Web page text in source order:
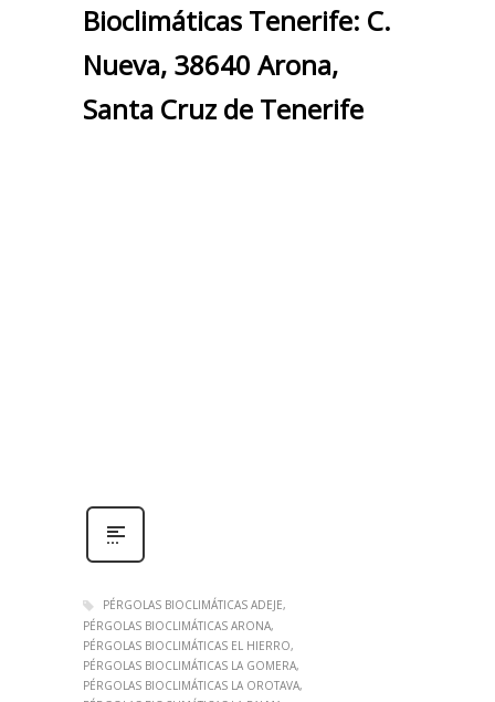
Bioclimáticas Tenerife: C.
Nueva, 38640 Arona,
Santa Cruz de Tenerife
PÉRGOLAS BIOCLIMÁTICAS ADEJE
PÉRGOLAS BIOCLIMÁTICAS ARONA
PÉRGOLAS BIOCLIMÁTICAS EL HIERRO
PÉRGOLAS BIOCLIMÁTICAS LA GOMERA
PÉRGOLAS BIOCLIMÁTICAS LA OROTAVA